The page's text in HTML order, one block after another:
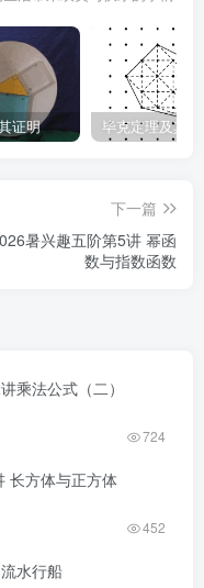
证明 毕克定理及其
下一篇
暑兴趣五阶第5讲 幂函
数与指数函数
乘法公式（二）
724
长方体与正方体
452
水行船